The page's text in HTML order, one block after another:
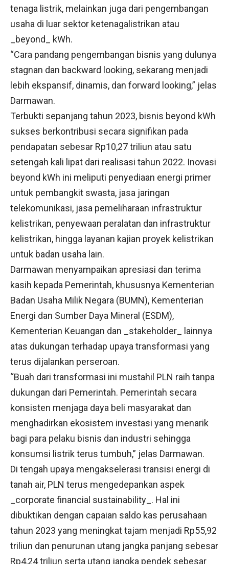
tenaga listrik, melainkan juga dari pengembangan
usaha di luar sektor ketenagalistrikan atau
_beyond_ kWh.
“Cara pandang pengembangan bisnis yang dulunya
stagnan dan backward looking, sekarang menjadi
lebih ekspansif, dinamis, dan forward looking,” jelas
Darmawan.
Terbukti sepanjang tahun 2023, bisnis beyond kWh
sukses berkontribusi secara signifikan pada
pendapatan sebesar Rp10,27 triliun atau satu
setengah kali lipat dari realisasi tahun 2022. Inovasi
beyond kWh ini meliputi penyediaan energi primer
untuk pembangkit swasta, jasa jaringan
telekomunikasi, jasa pemeliharaan infrastruktur
kelistrikan, penyewaan peralatan dan infrastruktur
kelistrikan, hingga layanan kajian proyek kelistrikan
untuk badan usaha lain.
Darmawan menyampaikan apresiasi dan terima
kasih kepada Pemerintah, khususnya Kementerian
Badan Usaha Milik Negara (BUMN), Kementerian
Energi dan Sumber Daya Mineral (ESDM),
Kementerian Keuangan dan _stakeholder_ lainnya
atas dukungan terhadap upaya transformasi yang
terus dijalankan perseroan.
“Buah dari transformasi ini mustahil PLN raih tanpa
dukungan dari Pemerintah. Pemerintah secara
konsisten menjaga daya beli masyarakat dan
menghadirkan ekosistem investasi yang menarik
bagi para pelaku bisnis dan industri sehingga
konsumsi listrik terus tumbuh,” jelas Darmawan.
Di tengah upaya mengakselerasi transisi energi di
tanah air, PLN terus mengedepankan aspek
_corporate financial sustainability_. Hal ini
dibuktikan dengan capaian saldo kas perusahaan
tahun 2023 yang meningkat tajam menjadi Rp55,92
triliun dan penurunan utang jangka panjang sebesar
Rp4,24 triliun serta utang jangka pendek sebesar